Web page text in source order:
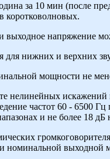
за 10 мин (после
коротковолновых.
напряжение
для нижних и верхних
мощности не
искажений
частот 60 - 6500
и не более 18
номинальной выходной